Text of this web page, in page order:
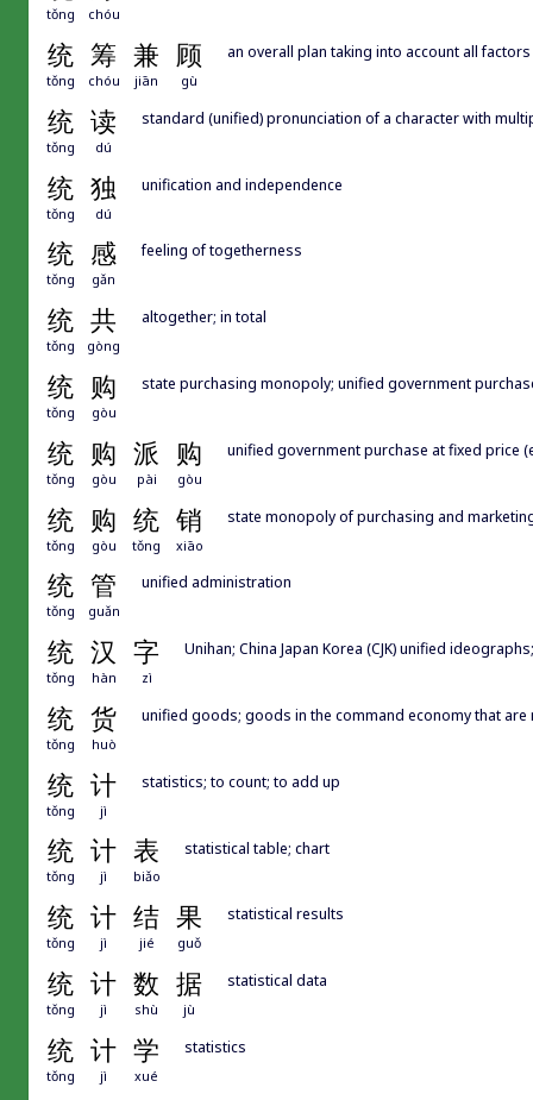
tǒng chóu
统 筹 兼 顾
tǒng chóu jiān gù
an overall plan taking into account all factors
统 读
tǒng dú
standard (unified) pronunciation of a character with
统 独
tǒng dú
unification and independence
统 感
tǒng gǎn
feeling of togetherness
统 共
tǒng gòng
altogether; in total
统 购
tǒng gòu
state purchasing monopoly; unified government
统 购 派 购
tǒng gòu pài gòu
unified government purchase at fixed price
统 购 统 销
tǒng gòu tǒng xiāo
state monopoly of purchasing and
统 管
tǒng guǎn
unified administration
统 汉 字
tǒng hàn zì
Unihan; China Japan Korea (CJK) unified
统 货
tǒng huò
unified goods; goods in the command economy that
统 计
tǒng jì
statistics; to count; to add up
统 计 表
tǒng jì biǎo
statistical table; chart
统 计 结 果
tǒng jì jié guǒ
statistical results
统 计 数 据
tǒng jì shù jù
statistical data
统 计 学
tǒng jì xué
statistics